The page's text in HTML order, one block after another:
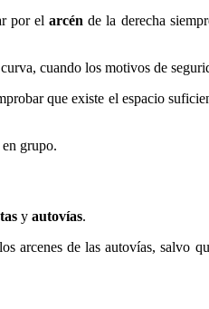
por elarcén de la derecha
cuando los motivos de
que existe el espacio
grupo.
y autovías.
arcenes de las autovías,